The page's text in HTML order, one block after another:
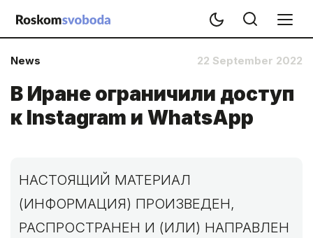
News 22 September 2022
В Иране ограничили доступ
к Instagram и WhatsApp
НАСТОЯЩИЙ МАТЕРИАЛ
(ИНФОРМАЦИЯ) ПРОИЗВЕДЕН,
РАСПРОСТРАНЕН И (ИЛИ) НАПРАВЛЕН